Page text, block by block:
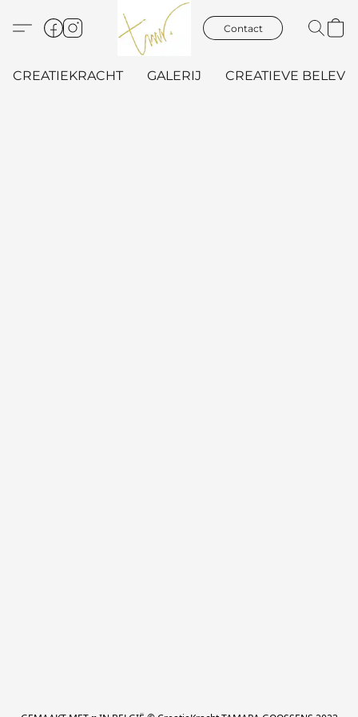
Contact
CREATIEKRACHT GALERIJ CREATIEVE